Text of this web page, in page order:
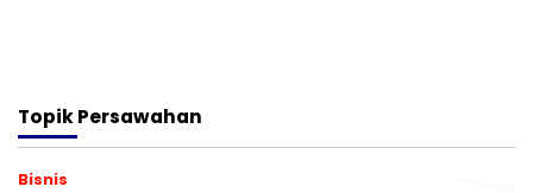
TopikPersawahan
Bisnis